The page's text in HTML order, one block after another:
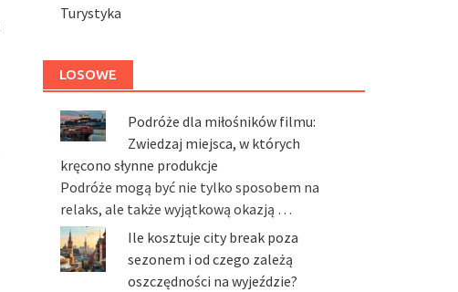
Turystyka
LOSOWE
Podróże dla miłośników filmu:
Zwiedzaj miejsca, w których
kręcono słynne produkcje
Podróże mogą być nie tylko sposobem na
relaks, ale także wyjątkową okazją …
Ile kosztuje city break poza
sezonem i od czego zależą
oszczędności na wyjeździe?